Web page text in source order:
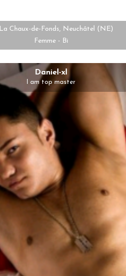
La Chaux-de-Fonds, Neuchâtel (NE)
Femme - Bi
Daniel-xl
I am top master